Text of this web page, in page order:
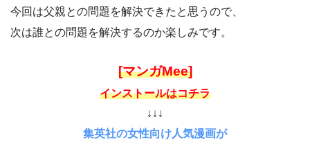
今回は父親との問題を解決できたと思うので、
次は誰との問題を解決するのか楽しみです。
[マンガMee]
インストールはコチラ
↓↓↓
集英社の女性向け人気漫画が